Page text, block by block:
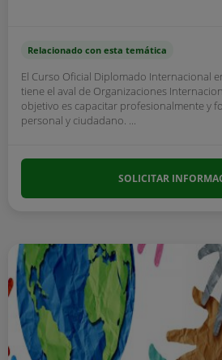
Relacionado con esta temática
El Curso Oficial Diplomado Internacional
tiene el aval de Organizaciones
objetivo es capacitar profesionalmente y
personal y ciudadano. ...
SOLICITAR